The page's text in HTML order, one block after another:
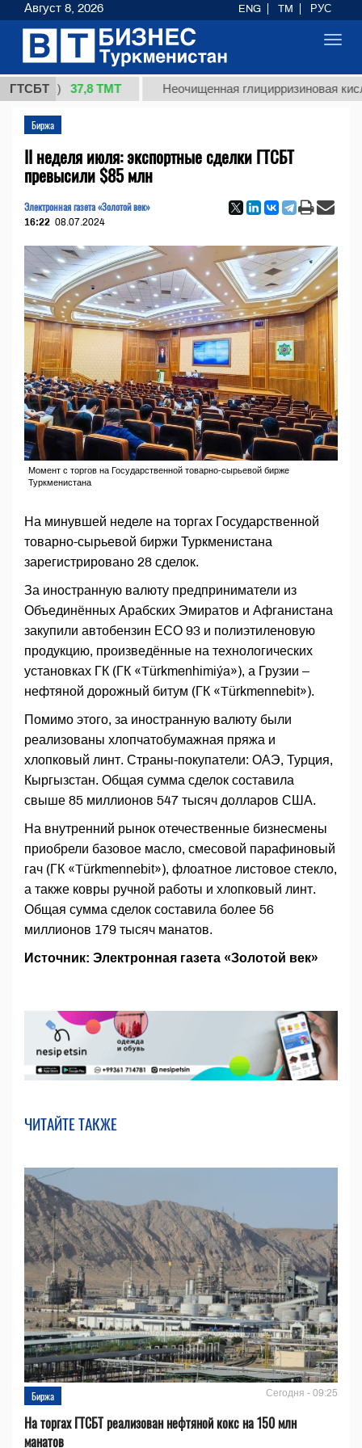
ГТСБТ
37,8 ТМТ Неочищенная глицирризиновая кислота
Биржа
II неделя июля: экспортные сделки ГТСБТ
превысили $85 млн
Электронная газета «Золотой век»
16:22 08.07.2024
Момент с торгов на Государственной товарно-сырьевой бирже
Туркменистана
На минувшей неделе на торгах Государственной
товарно-сырьевой биржи Туркменистана
зарегистрировано 28 сделок.
За иностранную валюту предприниматели из
Объединённых Арабских Эмиратов и Афганистана
закупили автобензин ЕСО 93 и полиэтиленовую
продукцию, произведённые на технологических
установках ГК (ГК «Türkmenhimiýa»), а Грузии –
нефтяной дорожный битум (ГК «Türkmennebit»).
Помимо этого, за иностранную валюту были
реализованы хлопчатобумажная пряжа и
хлопковый линт. Страны-покупатели: ОАЭ, Турция,
Кыргызстан. Общая сумма сделок составила
свыше 85 миллионов 547 тысяч долларов США.
На внутренний рынок отечественные бизнесмены
приобрели базовое масло, смесовой парафиновый
гач (ГК «Türkmennebit»), флоатное листовое стекло,
а также ковры ручной работы и хлопковый линт.
Общая сумма сделок составила более 56
миллионов 179 тысяч манатов.
Источник: Электронная газета «Золотой век»
ЧИТАЙТЕ ТАКЖЕ
Биржа Сегодня - 09:25
На торгах ГТСБТ реализован нефтяной кокс на 150 млн
манатов
Август 8, 2026 ENG TM РУС